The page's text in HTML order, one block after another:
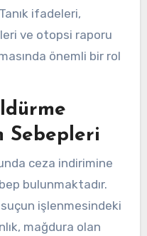
ifadeleri,
ve otopsi raporu
önemli bir rol
Sebepleri
ceza indirimine
bulunmaktadır.
işlenmesindeki
mağdura olan